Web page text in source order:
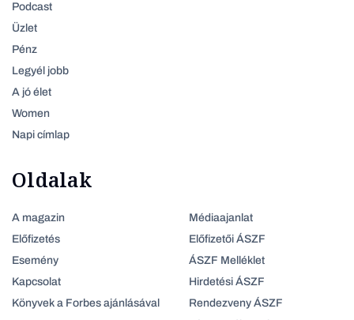
Podcast
Üzlet
Pénz
Legyél jobb
A jó élet
Women
Napi címlap
Oldalak
A magazin
Előfizetés
Esemény
Kapcsolat
Könyvek a Forbes ajánlásával
Médiaajanlat
Előfizetői ÁSZF
ÁSZF Melléklet
Hirdetési ÁSZF
Rendezveny ÁSZF